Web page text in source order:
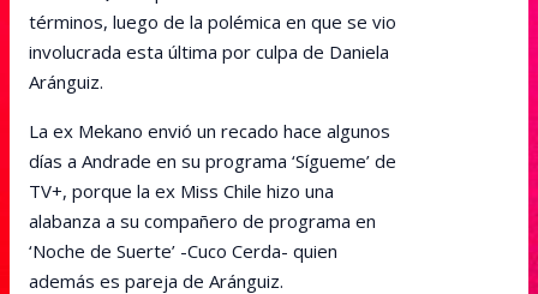
términos, luego de la polémica en que se vio
involucrada esta última por culpa de Daniela
Aránguiz.
La ex Mekano envió un recado hace algunos
días a Andrade en su programa ‘Sígueme’ de
TV+, porque la ex Miss Chile hizo una
alabanza a su compañero de programa en
‘Noche de Suerte’ -Cuco Cerda- quien
además es pareja de Aránguiz.